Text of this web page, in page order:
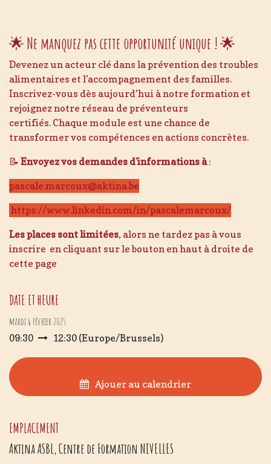
🌟Ne manquez pas cette opportunité unique !🌟
Devenez un acteur clé dans la prévention des troubles
alimentaires et l’accompagnement des familles.
Inscrivez-vous dès aujourd’hui à notre formation et
rejoignez notre réseau de préventeurs
certifiés. Chaque module est une chance de
transformer vos compétences en actions concrètes.
📝 Envoyez vos demandes d'informations à:
pascale.marcoux@aktina.be
https://www.linkedin.com/in/pascalemarcoux/
Les places sont limitées, alors ne tardez pas à vous
inscrire en cliquant sur le bouton en haut à droite de
cette page
DATE ET HEURE
mardi 4 février 2025
09:30
12:30 (Europe/Brussels)
Ajouer au calendrier
EMPLACEMENT
Aktina ASBL, Centre de Formation NIVELLES